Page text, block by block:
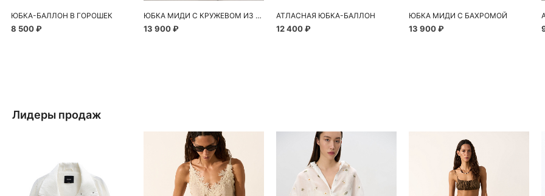
ЮБКА-БАЛЛОН В ГОРОШЕК
8 500 ₽
ЮБКА МИДИ С КРУЖЕВОМ ИЗ ЭКОКОЖИ
13 900 ₽
АТЛАСНАЯ ЮБКА-БАЛЛОН
12 400 ₽
ЮБКА МИДИ С БАХРОМОЙ
13 900 ₽
Лидеры продаж